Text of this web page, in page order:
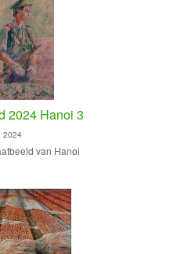
2024 Hanoi 3
2024
van Hanoi